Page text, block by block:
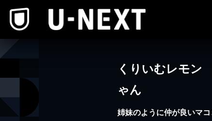
くりいむレモ
ゃん
姉妹のように仲が良いマ